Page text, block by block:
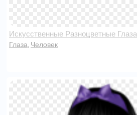
Искусственные Разноцветные Глаза
Глаза Человек